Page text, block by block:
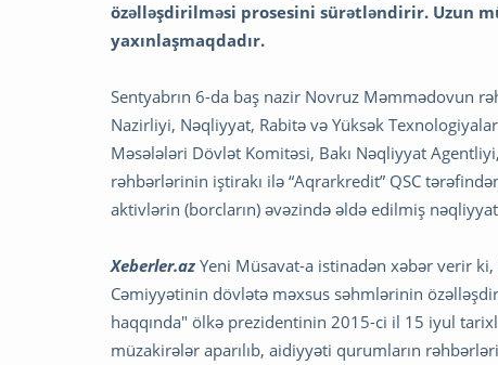
özəlləşdirilməsi prosesini sürətləndirir. Uzun
yaxınlaşmaqdadır.
Sentyabrın 6-da baş nazir Novruz Məmmədovun
Nazirliyi, Nəqliyyat, Rabitə və Yüksək
Məsələləri Dövlət Komitəsi, Bakı Nəqliyyat
rəhbərlərinin iştirakı ilə “Aqrarkredit” QSC
aktivlərin (borcların) əvəzində əldə edilmiş
Xeberler.az Yeni Müsavat-a istinadən xəbər verir ki,
Cəmiyyətinin dövlətə məxsus səhmlərinin
haqqında" ölkə prezidentinin 2015-ci il 15 iyul
müzakirələr aparılıb, aidiyyəti qurumların